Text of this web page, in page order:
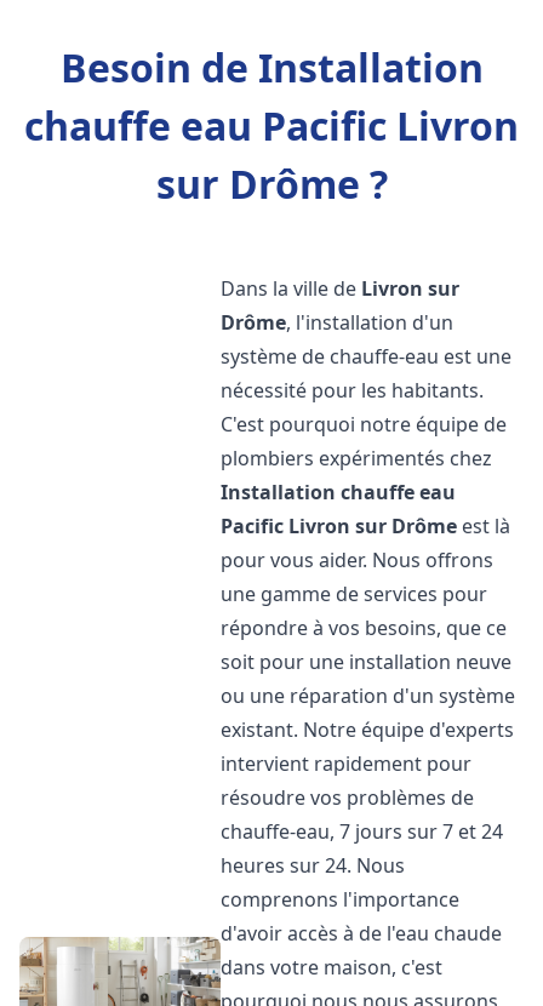
Besoin de Installation
chauffe eau Pacific Livron
sur Drôme ?
Dans la ville de Livron sur
Drôme, l'installation d'un
système de chauffe-eau est une
nécessité pour les habitants.
C'est pourquoi notre équipe de
plombiers expérimentés chez
Installation chauffe eau
Pacific Livron sur Drôme est là
pour vous aider. Nous offrons
une gamme de services pour
répondre à vos besoins, que ce
soit pour une installation neuve
ou une réparation d'un système
existant. Notre équipe d'experts
intervient rapidement pour
résoudre vos problèmes de
chauffe-eau, 7 jours sur 7 et 24
heures sur 24. Nous
comprenons l'importance
d'avoir accès à de l'eau chaude
dans votre maison, c'est